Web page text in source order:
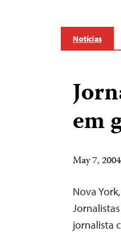
Notícias
em
May 7,
Nova
jornalista